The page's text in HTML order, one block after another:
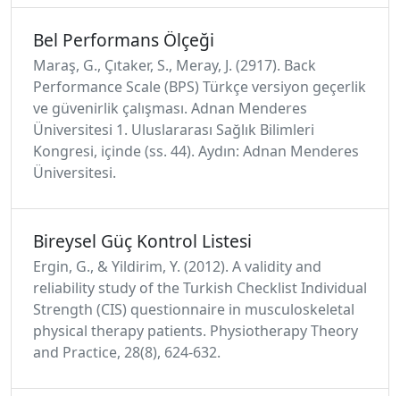
Bel Performans Ölçeği
Maraş, G., Çıtaker, S., Meray, J. (2917). Back
Performance Scale (BPS) Türkçe versiyon geçerlik
ve güvenirlik çalışması. Adnan Menderes
Üniversitesi 1. Uluslararası Sağlık Bilimleri
Kongresi, içinde (ss. 44). Aydın: Adnan Menderes
Üniversitesi.
Bireysel Güç Kontrol Listesi
Ergin, G., & Yildirim, Y. (2012). A validity and
reliability study of the Turkish Checklist Individual
Strength (CIS) questionnaire in musculoskeletal
physical therapy patients. Physiotherapy Theory
and Practice, 28(8), 624-632.